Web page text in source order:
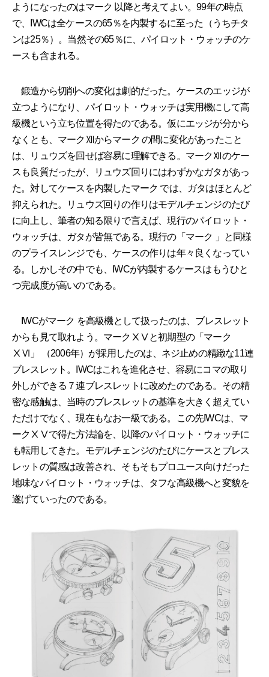
ようになったのはマーク 以降と考えてよい。99年の時点
で、IWCは全ケースの65％を内製するに至った（うちチタ
ンは25％）。当然その65％に、パイロット・ウォッチのケ
ースも含まれる。
鍛造から切削への変化は劇的だった。ケースのエッジが
立つようになり、パイロット・ウォッチは実用機にして高
級機という立ち位置を得たのである。仮にエッジが分から
なくとも、マークⅫからマーク の間に変化があったこと
は、リュウズを回せば容易に理解できる。マークⅫのケー
スも良質だったが、リュウズ回りにはわずかなガタがあっ
た。対してケースを内製したマーク では、ガタはほとんど
抑えられた。リュウズ回りの作りはモデルチェンジのたび
に向上し、筆者の知る限りで言えば、現行のパイロット・
ウォッチは、ガタが皆無である。現行の「マーク 」と同様
のプライスレンジでも、ケースの作りは年々良くなってい
る。しかしその中でも、IWCが内製するケースはもうひと
つ完成度が高いのである。
IWCがマーク を高級機として扱ったのは、ブレスレット
からも見て取れよう。マークⅩⅤと初期型の「マーク
ⅩⅥ」 （2006年）が採用したのは、ネジ止めの精緻な11連
ブレスレット。IWCはこれを進化させ、容易にコマの取り
外しができる７連ブレスレットに改めたのである。その精
密な感触は、当時のブレスレットの基準を大きく超えてい
ただけでなく、現在もなお一級である。この先IWCは、マ
ークⅩⅤで得た方法論を、以降のパイロット・ウォッチに
も転用してきた。モデルチェンジのたびにケースとブレス
レットの質感は改善され、そもそもプロユース向けだった
地味なパイロット・ウォッチは、タフな高級機へと変貌を
遂げていったのである。